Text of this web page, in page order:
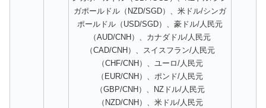
ガポールドル（NZD/SGD）、米ドル/シンガ
ポールドル（USD/SGD）、豪ドル/人民元
（AUD/CNH）、カナダドル/人民元
（CAD/CNH）、スイスフラン/人民元
（CHF/CNH）、ユーロ/人民元
（EUR/CNH）、ポンド/人民元
（GBP/CNH）、NZドル/人民元
（NZD/CNH）、米ドル/人民元